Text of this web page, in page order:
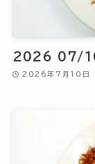
2026 07/
2026年7月10日